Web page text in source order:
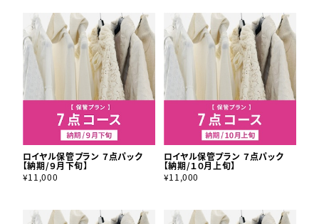
ロイヤル保管プラン ７点パック
【納期/９月下旬】
¥11,000
ロイヤル保管プラン ７点パック
【納期/１０月上旬】
¥11,000